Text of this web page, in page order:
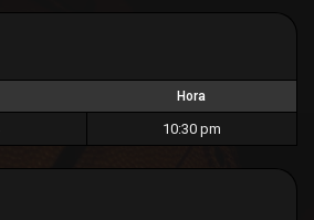
Hora
10:30 pm